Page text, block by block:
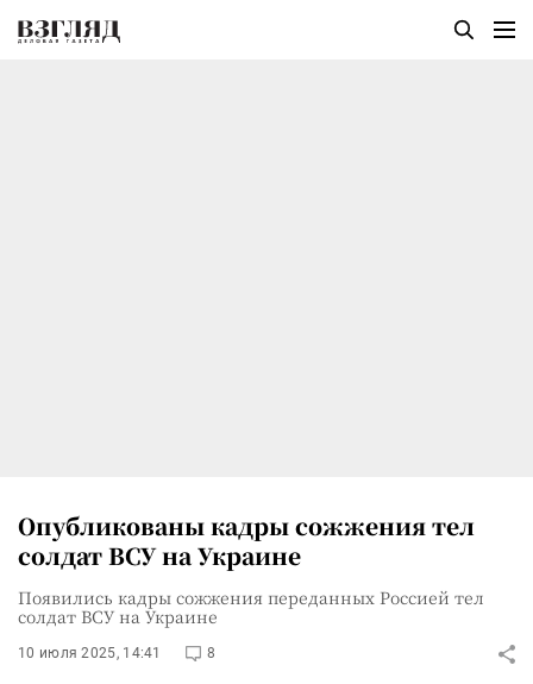
Опубликованы кадры сожжения тел
солдат ВСУ на Украине
Появились кадры сожжения переданных Россией тел
солдат ВСУ на Украине
10 июля 2025, 14:41 8